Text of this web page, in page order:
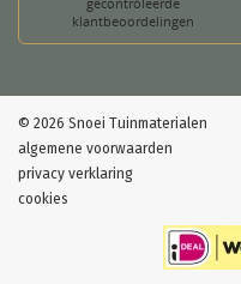
© 2026 Snoei Tuinmaterialen
algemene voorwaarden
privacy verklaring
cookies